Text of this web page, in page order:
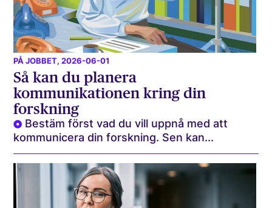
PÅ JOBBET, 2026-06-01
Så kan du planera
kommunikationen kring din
forskning
Bestäm först vad du vill uppnå med att
kommunicera din forskning. Sen kan...